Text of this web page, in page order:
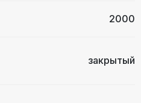
2000
закрытый